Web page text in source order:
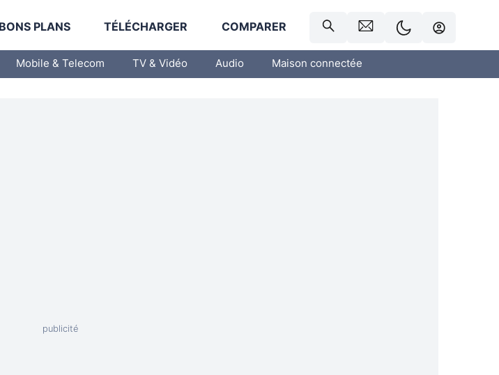
BONS PLANS TÉLÉCHARGER COMPARER
Mobile & Telecom TV & Vidéo Audio Maison connectée